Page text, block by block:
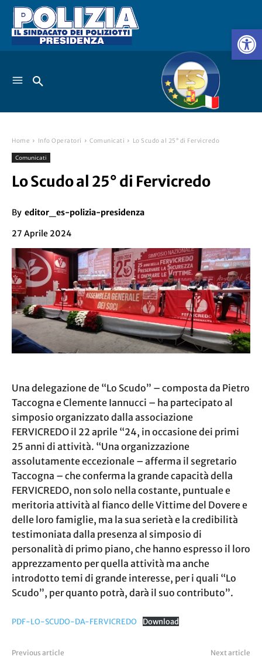
Home Info Operatori Comunicati Lo Scudo al 25° di Fervicredo
Comunicati
Lo Scudo al 25° di Fervicredo
By editor_es-polizia-presidenza
27 Aprile 2024
Una delegazione de “Lo Scudo” – composta da Pietro
Taccogna e Clemente Iannucci – ha partecipato al
simposio organizzato dalla associazione
FERVICREDO il 22 aprile “24, in occasione dei primi
25 anni di attività. “Una organizzazione
assolutamente eccezionale – afferma il segretario
Taccogna – che conferma la grande capacità della
FERVICREDO, non solo nella costante, puntuale e
meritoria attività al fianco delle Vittime del Dovere e
delle loro famiglie, ma la sua serietà e la credibilità
testimoniata dalla presenza al simposio di
personalità di primo piano, che hanno espresso il loro
apprezzamento per quella attività ma anche
introdotto temi di grande interesse, per i quali “Lo
Scudo”, per quanto potrà, darà il suo contributo”.
PDF-LO-SCUDO-DA-FERVICREDO Download
Previous article Next article